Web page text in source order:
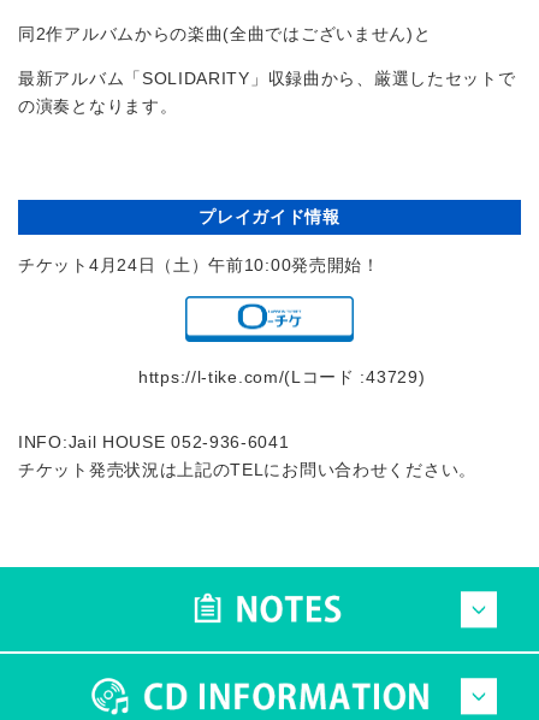
同2作アルバムからの楽曲(全曲ではございません)と
最新アルバム「SOLIDARITY」収録曲から、厳選したセットで
の演奏となります。
プレイガイド情報
チケット4月24日（土）午前10:00発売開始！
https://l-tike.com/(Lコード :43729)
INFO:Jail HOUSE 052-936-6041
チケット発売状況は上記のTELにお問い合わせください。